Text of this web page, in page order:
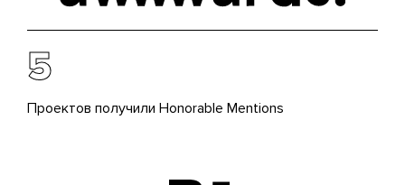
5
Проектов получили Honorable Mentions